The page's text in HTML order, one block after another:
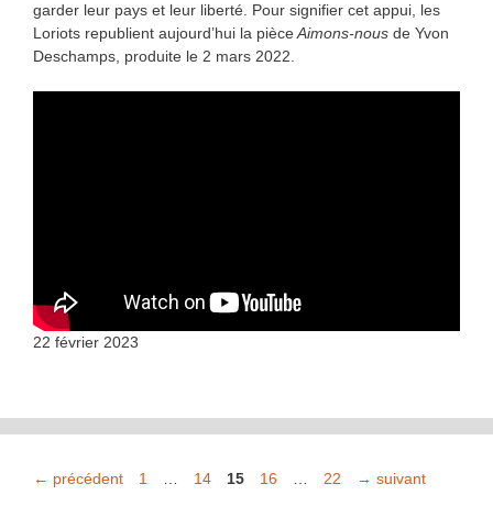
garder leur pays et leur liberté. Pour signifier cet appui, les
Loriots republient aujourd’hui la pièceAimons-nous de Yvon
Deschamps, produite le 2 mars 2022.
22 février 2023
← précédent Page
1 … Page
14 Page
15 Page
16 … Page
22 → suivant